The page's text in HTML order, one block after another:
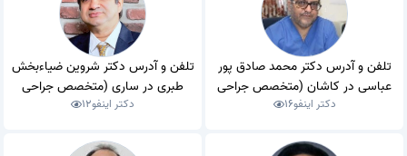
تلفن و آدرس دکتر محمد صادق پور
عباسی در کاشان (متخصص جراحی
عمومی)
دکتر اینفو16
تلفن و آدرس دکتر شروین ضیاءبخش
طبری در ساری (متخصص جراحی
عمومی)
دکتر اینفو12